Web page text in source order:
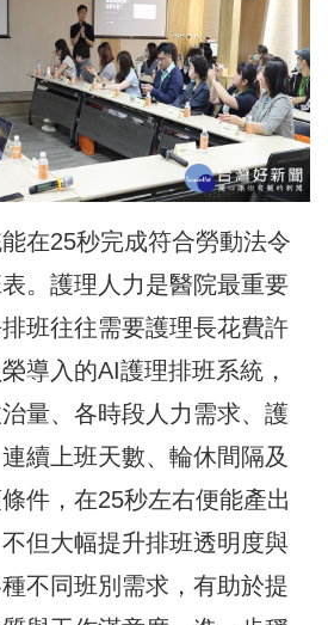
在25秒完成符合勞動法令
。護理人力是醫院最重要
班往往需要護理長花費許
導入的AI護理排班系統，
量、各時段人力需求、護
續上班天數、輪休間隔及
件，在25秒左右便能產出
但大幅提升排班透明度與
不同班別需求，有助於提